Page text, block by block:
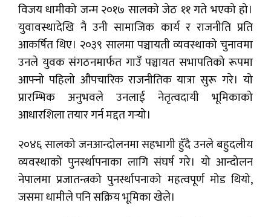
विजय धामीको जन्म २०१७ सालको जेठ ११ गते भएको हो।
युवावस्थादेखि नै उनी सामाजिक कार्य र राजनीति प्रति
आकर्षित थिए। २०३९ सालमा पञ्चायती व्यवस्थाको चुनावमा
उनले युवक संगठनमार्फत गाउँ पञ्चायत सभापतिको रूपमा
आफ्नो पहिलो औपचारिक राजनीतिक यात्रा सुरू गरे। यो
प्रारम्भिक अनुभवले उनलाई नेतृत्वदायी भूमिकाको
आधारशिला तयार गर्न मद्दत गर्‍यो।
२०४६ सालको जनआन्दोलनमा सहभागी हुँदै उनले बहुदलीय
व्यवस्थाको पुनर्स्थापनाका लागि संघर्ष गरे। यो आन्दोलन
नेपालमा प्रजातन्त्रको पुनर्स्थापनाको महत्वपूर्ण मोड थियो,
जसमा धामीले पनि सक्रिय भूमिका खेले।